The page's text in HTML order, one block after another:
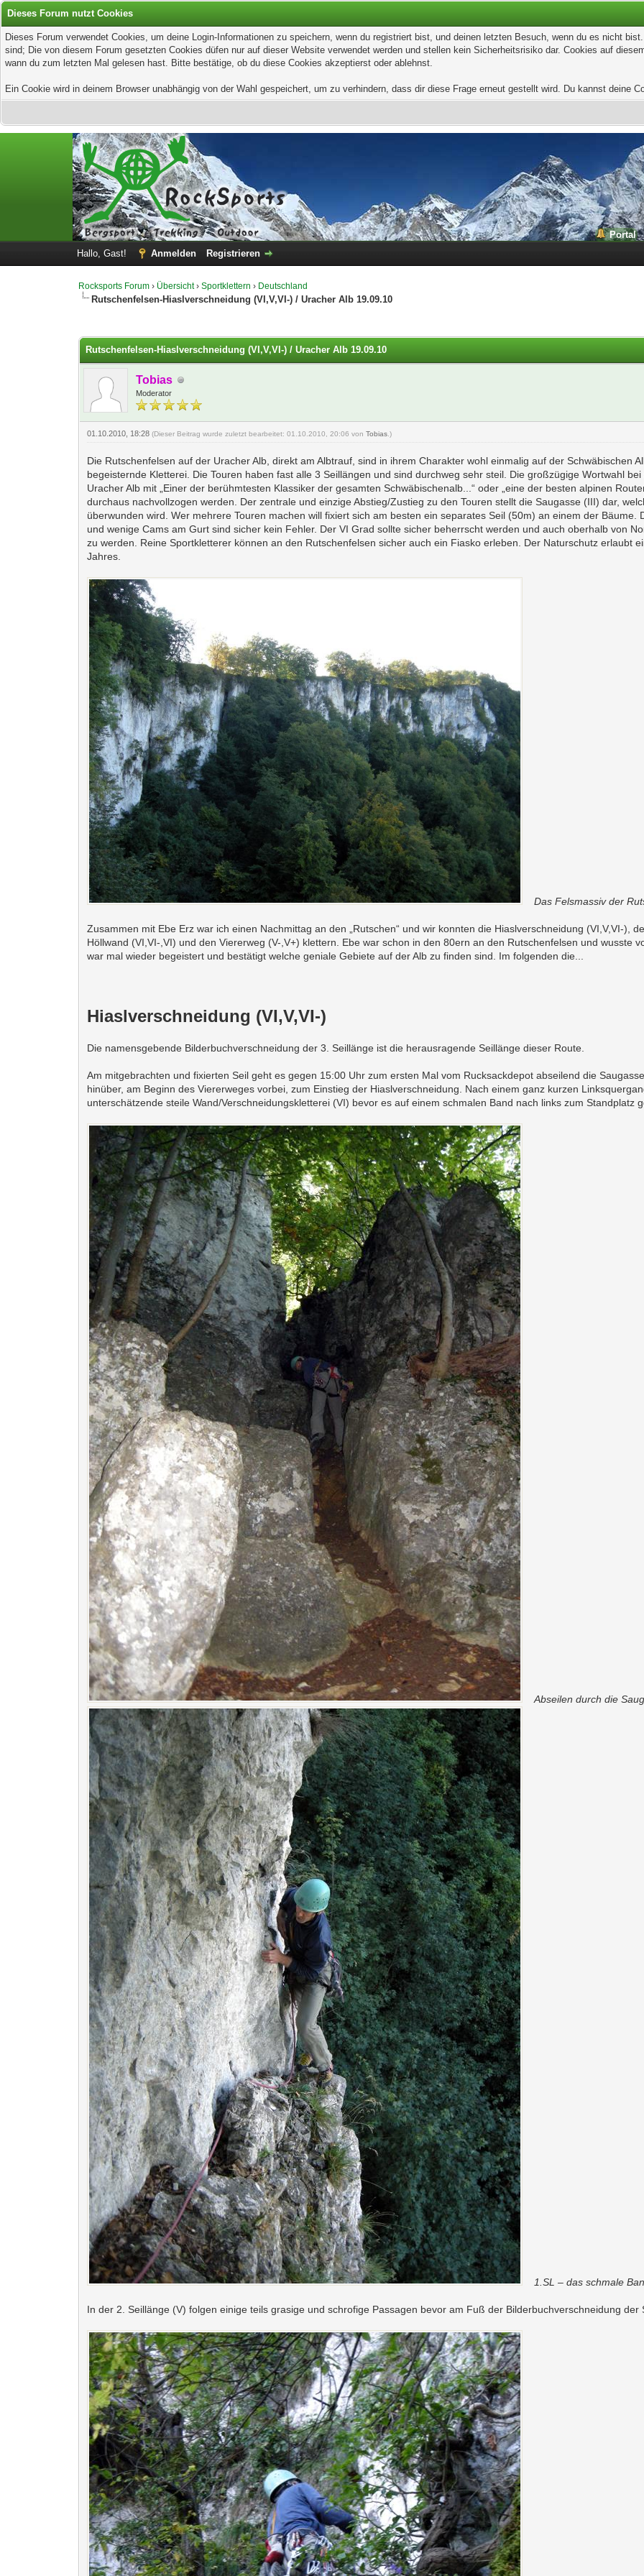
Dieses Forum nutzt Cookies
Dieses Forum verwendet Cookies, um deine Login-Informationen zu speichern, wenn du registriert bist, und deinen letzten Besuch, wenn du es nicht
sind; Die von diesem Forum gesetzten Cookies düfen nur auf dieser Website verwendet werden und stellen kein Sicherheitsrisiko dar. Cookies auf
wann du zum letzten Mal gelesen hast. Bitte bestätige, ob du diese Cookies akzeptierst oder ablehnst.
Ein Cookie wird in deinem Browser unabhängig von der Wahl gespeichert, um zu verhindern, dass dir diese Frage erneut gestellt wird. Du kannst deine
Portal
Hallo, Gast!
Anmelden Registrieren
Rocksports Forum › Übersicht›Sportklettern › Deutschland
Rutschenfelsen-Hiaslverschneidung (VI,V,VI-) / Uracher Alb 19.09.10
Rutschenfelsen-Hiaslverschneidung (VI,V,VI-) / Uracher Alb 19.09.10
Tobias
Moderator
01.10.2010, 18:28(Dieser Beitrag wurde zuletzt bearbeitet: 01.10.2010, 20:06 vonTobias .)
Die Rutschenfelsen auf der Uracher Alb, direkt am Albtrauf, sind in ihrem Charakter wohl einmalig auf der Schwäbischen
begeisternde Kletterei. Die Touren haben fast alle 3 Seillängen und sind durchweg sehr steil. Die großzügige Wortwahl
Uracher Alb mit „Einer der berühmtesten Klassiker der gesamten Schwäbischenalb...“ oder „eine der besten alpinen
durchaus nachvollzogen werden. Der zentrale und einzige Abstieg/Zustieg zu den Touren stellt die Saugasse (III) dar,
überwunden wird. Wer mehrere Touren machen will fixiert sich am besten ein separates Seil (50m) an einem der Bäume.
und wenige Cams am Gurt sind sicher kein Fehler. Der VI Grad sollte sicher beherrscht werden und auch oberhalb von
zu werden. Reine Sportkletterer können an den Rutschenfelsen sicher auch ein Fiasko erleben. Der Naturschutz erlaubt
Jahres.
Das Felsmassiv der
Zusammen mit Ebe Erz war ich einen Nachmittag an den „Rutschen“ und wir konnten die Hiaslverschneidung (VI,V,VI-),
Höllwand (VI,VI-,VI) und den Viererweg (V-,V+) klettern. Ebe war schon in den 80ern an den Rutschenfelsen und wusste
war mal wieder begeistert und bestätigt welche geniale Gebiete auf der Alb zu finden sind. Im folgenden die...
Hiaslverschneidung (VI,V,VI-)
Die namensgebende Bilderbuchverschneidung der 3. Seillänge ist die herausragende Seillänge dieser Route.
Am mitgebrachten und fixierten Seil geht es gegen 15:00 Uhr zum ersten Mal vom Rucksackdepot abseilend die
hinüber, am Beginn des Viererweges vorbei, zum Einstieg der Hiaslverschneidung. Nach einem ganz kurzen
unterschätzende steile Wand/Verschneidungskletterei (VI) bevor es auf einem schmalen Band nach links zum Standplatz
Abseilen durch die
1.SL – das schmale
In der 2. Seillänge (V) folgen einige teils grasige und schrofige Passagen bevor am Fuß der Bilderbuchverschneidung der